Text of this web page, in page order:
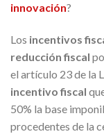
innovación?
Los incentivos
reducción fiscal
el artículo 23 de la
incentivo fiscal
50% la base
procedentes de la